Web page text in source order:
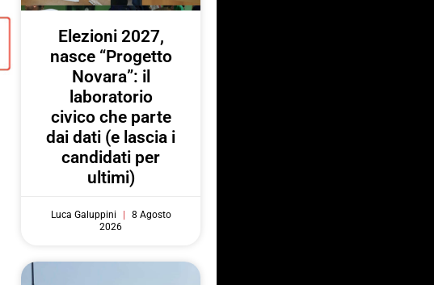
Elezioni 2027,
nasce “Progetto
Novara”: il
laboratorio
civico che parte
dai dati (e lascia i
candidati per
ultimi)
Luca Galuppini
8 Agosto
2026